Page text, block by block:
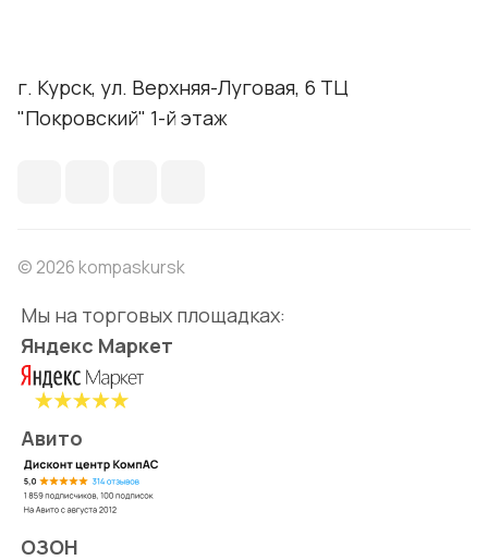
г. Курск, ул. Верхняя-Луговая, 6 ТЦ
"Покровский" 1-й этаж
© 2026 kompaskursk
Мы на торговых площадках:
Яндекс Маркет
Авито
ОЗОН